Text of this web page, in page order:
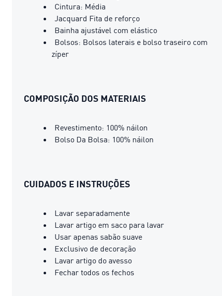
Cintura: Média
Jacquard Fita de reforço
Bainha ajustável com elástico
Bolsos: Bolsos laterais e bolso traseiro com
zíper
COMPOSIÇÃO DOS MATERIAIS
Revestimento: 100% náilon
Bolso Da Bolsa: 100% náilon
CUIDADOS E INSTRUÇÕES
Lavar separadamente
Lavar artigo em saco para lavar
Usar apenas sabão suave
Exclusivo de decoração
Lavar artigo do avesso
Fechar todos os fechos